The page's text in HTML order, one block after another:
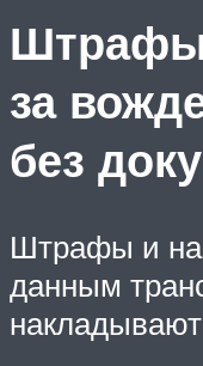
Штрафы
за
без
Штрафы и
данным